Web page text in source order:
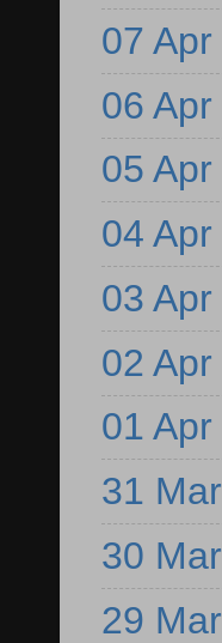
07 Apr
06 Apr
05 Apr
04 Apr
03 Apr
02 Apr
01 Apr
31 Mar
30 Mar
29 Mar